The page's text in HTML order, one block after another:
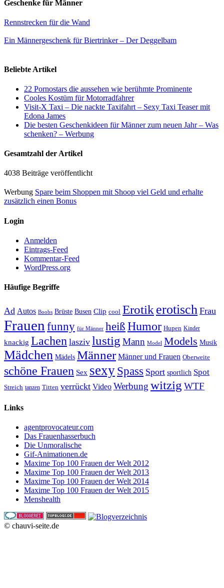
Geschenke für Männer
Rennstrecken für die Wand
Ein Männergeschenk für Biertrinker – Der Deggelbam
Beliebte Artikel
22 Pornostars die aussehen wie berühmte Prominente
Cooles Kostüm für Motorradfahrer
Visit-X Taxi – Die nackte Taxifahrt – Sexy Taxi Teaser mit
Edona James
Die besten Geschenkideen für Männer zum neuen Jahr – Was
schenken? – Werbung
Gesamtzahl der Artikel
4038 Beiträge veröffentlicht
Werbung Spare beim Shoppen mit Shoop viel Geld und erhalte
zusätzlich einen Bonus
Login
Anmelden
Eintrags-Feed
Kommentar-Feed
WordPress.org
Häufige Begriffe
Ad Autos Boobs Brüste Busen Clip cool Erotik erotisch Frau
Frauen funny für Männer heiß Humor Hupen Kinder
knackig Lachen lasziv lustig Mann Model Models Musik
Mädchen Mädels Männer Männer und Frauen Oberweite
schöne Frauen Sex sexy Spass Sport sportlich Spot
Streich tanzen Titten verrückt Video Werbung witzig WTF
Links
agentprovocateur.com
Das Frauenhasserbuch
Die Unmoralische
Gif-Animationen.de
Maxime Top 100 Frauen der Welt 2012
Maxime Top 100 Frauen der Welt 2013
Maxime Top 100 Frauen der Welt 2014
Maxime Top 100 Frauen der Welt 2015
Menshealth
© chauvi-seite.de